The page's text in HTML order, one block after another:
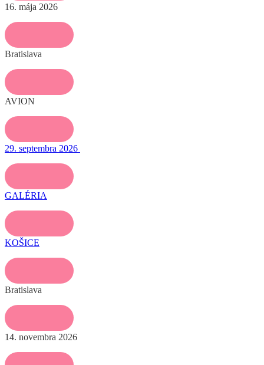
16. mája 2026
Bratislava
AVION
29. septembra 2026
GALÉRIA
KOŠICE
Bratislava
14. novembra 2026